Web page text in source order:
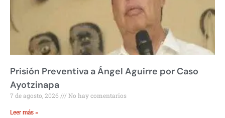
Prisión Preventiva a Ángel Aguirre por Caso
Ayotzinapa
7 de agosto, 2026 No hay comentarios
Leer más »